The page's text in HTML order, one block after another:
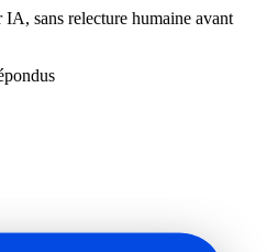
IA, sans relecture humaine avant